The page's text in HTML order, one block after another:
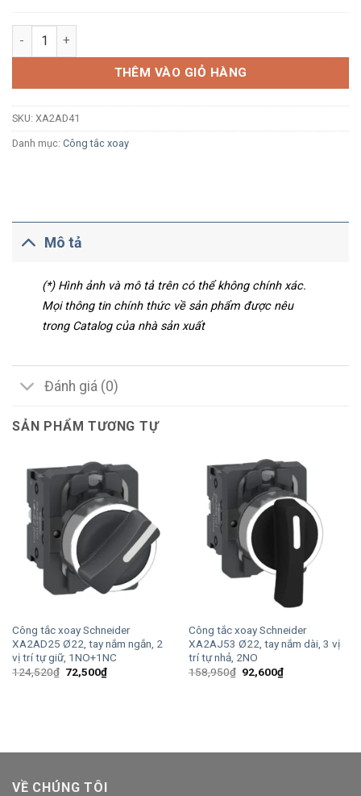
Công tắc xoay Schneider XA2AD41 Ø22, tay nắm ngắn, 2 vị trí
THÊM VÀO GIỎ HÀNG
SKU: XA2AD41
Danh mục: Công tắc xoay
Mô tả
(*) Hình ảnh và mô tả trên có thể không chính xác.
Mọi thông tin chính thức về sản phẩm được nêu
trong Catalog của nhà sản xuất
Đánh giá (0)
SẢN PHẨM TƯƠNG TỰ
Công tắc xoay Schneider
XA2AD25 Ø22, tay nắm ngắn, 2
vị trí tự giữ, 1NO+1NC
124,520₫ Giá
gốc
72,500₫Giá
hiện
Công tắc xoay Schneider
XA2AJ53 Ø22, tay nắm dài, 3 vị
trí tự nhả, 2NO
158,950₫ Giá
gốc
92,600₫Giá
hiện
VỀ CHÚNG TÔI